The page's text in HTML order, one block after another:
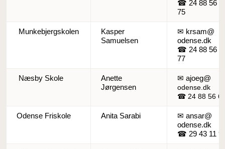
☎ 24 88 56
75
Munkebjergskolen
Kasper
Samuelsen
✉ krsam@
odense.dk
☎ 24 88 56
77
Næsby Skole
Anette
Jørgensen
✉ ajoeg@
odense.dk
☎ 24 88 56
Odense Friskole Anita Sarabi
✉ ansar@
odense.dk
☎ 29 43 11